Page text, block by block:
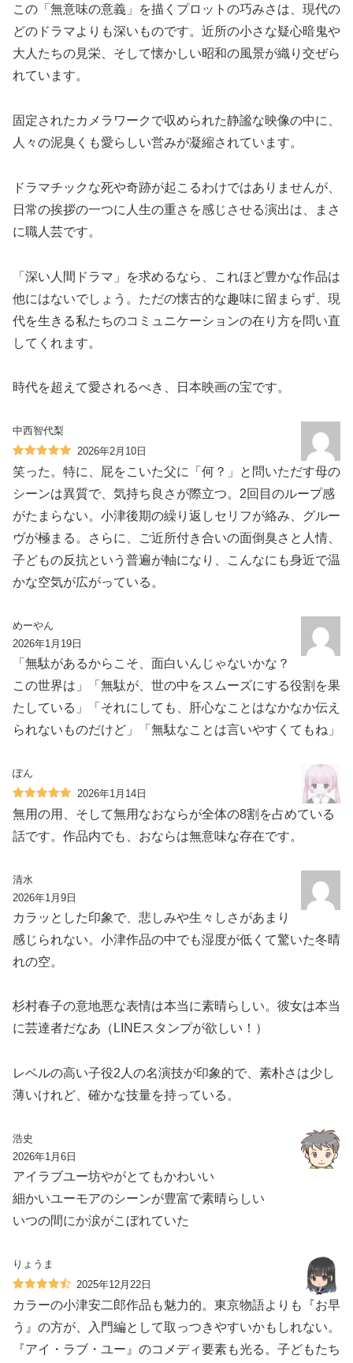
この「無意味の意義」を描くプロットの巧みさは、現代の
どのドラマよりも深いものです。近所の小さな疑心暗鬼や
大人たちの見栄、そして懐かしい昭和の風景が織り交ぜら
れています。
固定されたカメラワークで収められた静謐な映像の中に、
人々の泥臭くも愛らしい営みが凝縮されています。
ドラマチックな死や奇跡が起こるわけではありませんが、
日常の挨拶の一つに人生の重さを感じさせる演出は、まさ
に職人芸です。
「深い人間ドラマ」を求めるなら、これほど豊かな作品は
他にはないでしょう。ただの懐古的な趣味に留まらず、現
代を生きる私たちのコミュニケーションの在り方を問い直
してくれます。
時代を超えて愛されるべき、日本映画の宝です。
中西智代梨
2026年2月10日
笑った。特に、屁をこいた父に「何？」と問いただす母の
シーンは異質で、気持ち良さが際立つ。2回目のループ感
がたまらない。小津後期の繰り返しセリフが絡み、グルー
ヴが極まる。さらに、ご近所付き合いの面倒臭さと人情、
子どもの反抗という普遍が軸になり、こんなにも身近で温
かな空気が広がっている。
めーやん
2026年1月19日
「無駄があるからこそ、面白いんじゃないかな？
この世界は」「無駄が、世の中をスムーズにする役割を果
たしている」「それにしても、肝心なことはなかなか伝え
られないものだけど」「無駄なことは言いやすくてもね」
ぽん
2026年1月14日
無用の用、そして無用なおならが全体の8割を占めている
話です。作品内でも、おならは無意味な存在です。
清水
2026年1月9日
カラッとした印象で、悲しみや生々しさがあまり
感じられない。小津作品の中でも湿度が低くて驚いた冬晴
れの空。
杉村春子の意地悪な表情は本当に素晴らしい。彼女は本当
に芸達者だなあ（LINEスタンプが欲しい！）
レベルの高い子役2人の名演技が印象的で、素朴さは少し
薄いけれど、確かな技量を持っている。
浩史
2026年1月6日
アイラブユー坊やがとてもかわいい
細かいユーモアのシーンが豊富で素晴らしい
いつの間にか涙がこぼれていた
りょうま
2025年12月22日
カラーの小津安二郎作品も魅力的。東京物語よりも『お早
う』の方が、入門編として取っつきやすいかもしれない。
『アイ・ラブ・ユー』のコメディ要素も光る。子どもたち